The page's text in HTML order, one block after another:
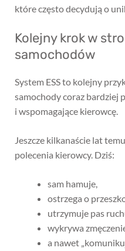
które często decydują o
Kolejny krok w
samochodów
System ESS to kolejny
samochody coraz bardziej
i wspomagające kierowcę.
Jeszcze kilkanaście lat
polecenia kierowcy. Dziś:
sam hamuje,
ostrzega o
utrzymuje pas
wykrywa
a nawet